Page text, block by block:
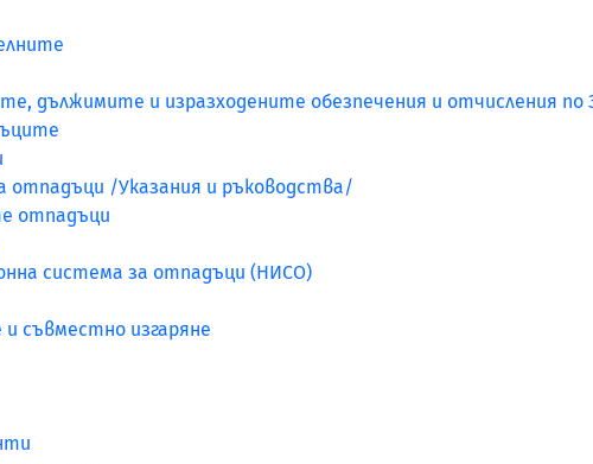
дължимите и изразходените обезпечения и отчисления по
отпадъци /Указания и ръководства/
отпадъци
система за отпадъци (НИСО)
и съвместно изгаряне